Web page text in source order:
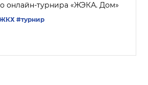
онлайн-турнира «ЖЭКА. Дом»
#турнир